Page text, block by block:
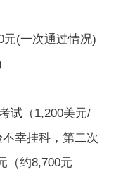
元(一次通过情况)
试 （1,200美元/
幸挂科，第二次
（约8,700元